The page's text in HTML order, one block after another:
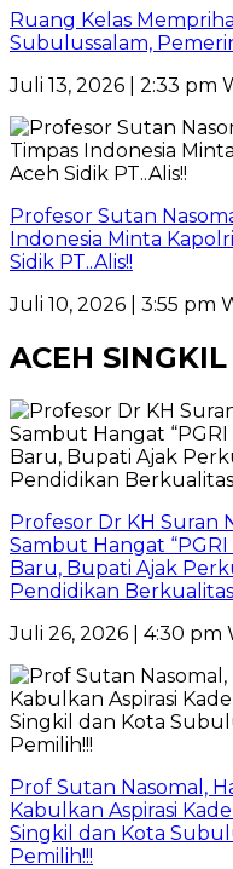
Ruang Kelas
Subulussalam,
Juli 13, 2026 | 2:33 pm
Profesor Sutan
Indonesia Minta
Sidik PT..Alis!!
Juli 10, 2026 | 3:55 pm
ACEH SINGKIL
Profesor Dr KH Suran
Sambut Hangat
Baru, Bupati Ajak
Pendidikan
Juli 26, 2026 | 4:30 pm
Prof Sutan Nasomal,
Kabulkan Aspirasi
Singkil dan Kota
Pemilih!!!